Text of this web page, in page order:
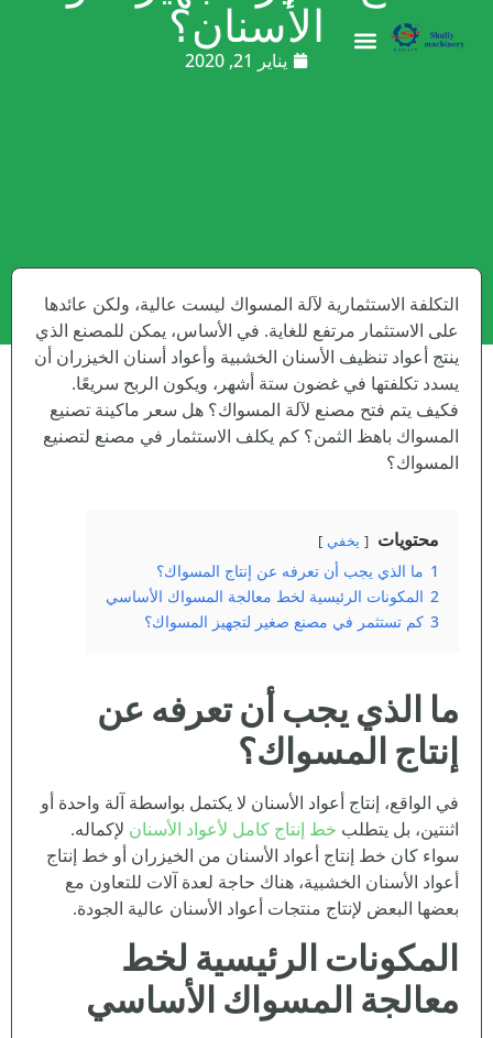
الأسنان؟
يناير 21, 2020
التكلفة الاستثمارية لآلة المسواك ليست عالية، ولكن عائدها
على الاستثمار مرتفع للغاية. في الأساس، يمكن للمصنع الذي
ينتج أعواد تنظيف الأسنان الخشبية وأعواد أسنان الخيزران أن
يسدد تكلفتها في غضون ستة أشهر، ويكون الربح سريعًا.
فكيف يتم فتح مصنع لآلة المسواك؟ هل سعر ماكينة تصنيع
المسواك باهظ الثمن؟ كم يكلف الاستثمار في مصنع لتصنيع
المسواك؟
محتويات يخفي
1 ما الذي يجب أن تعرفه عن إنتاج المسواك؟
2 المكونات الرئيسية لخط معالجة المسواك الأساسي
3 كم تستثمر في مصنع صغير لتجهيز المسواك؟
ما الذي يجب أن تعرفه عن
إنتاج المسواك؟
في الواقع، إنتاج أعواد الأسنان لا يكتمل بواسطة آلة واحدة أو
اثنتين، بل يتطلب خط إنتاج كامل لأعواد الأسنان لإكماله.
سواء كان خط إنتاج أعواد الأسنان من الخيزران أو خط إنتاج
أعواد الأسنان الخشبية، هناك حاجة لعدة آلات للتعاون مع
بعضها البعض لإنتاج منتجات أعواد الأسنان عالية الجودة.
المكونات الرئيسية لخط
معالجة المسواك الأساسي